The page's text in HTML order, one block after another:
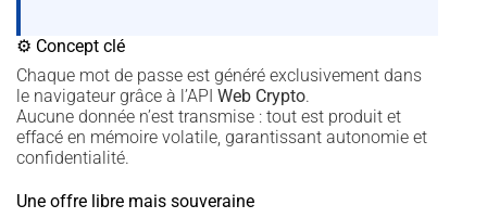
⚙ Concept clé
Chaque mot de passe est généré exclusivement dans
le navigateur grâce à l’API Web Crypto.
Aucune donnée n’est transmise : tout est produit et
effacé en mémoire volatile, garantissant autonomie et
confidentialité.
Une offre libre mais souveraine